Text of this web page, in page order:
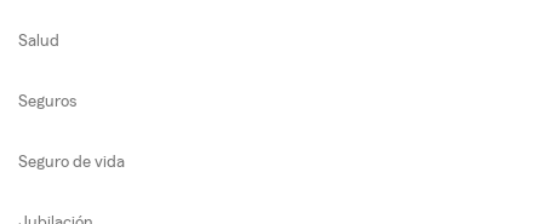
Salud
Seguros
Seguro de vida